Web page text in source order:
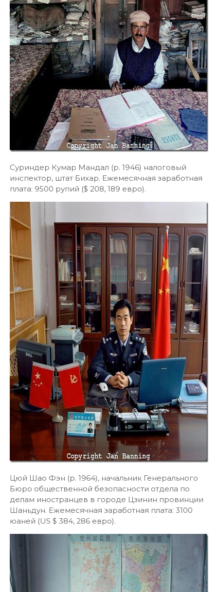
Суриндер Кумар Мандал (р. 1946) налоговый
инспектор, штат Бихар. Ежемесячная заработная
плата: 9500 рупий ($ 208, 189 евро).
Цюй Шао Фэн (р. 1964), начальник Генерального
Бюро общественной безопасности отдела по
делам иностранцев в городе Цзинин провинции
Шаньдун. Ежемесячная заработная плата: 3100
юаней (US $ 384, 286 евро).